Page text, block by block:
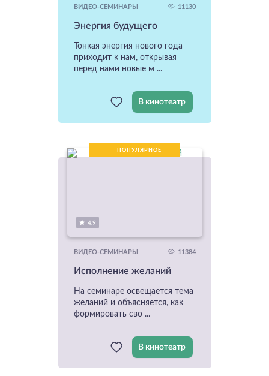
ВИДЕО-СЕМИНАРЫ 11130
Энергия будущего
Тонкая энергия нового года
приходит к нам, открывая
перед нами новые м ...
В кинотеатр
НОВИНКА
ПОПУЛЯРНОЕ
4.9
ВИДЕО-СЕМИНАРЫ 11384
Исполнение желаний
На семинаре освещается тема
желаний и объясняется, как
формировать сво ...
В кинотеатр